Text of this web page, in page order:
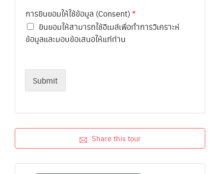
การยินยอมให้ใช้ข้อมูล (Consent) *
ยินยอมให้สามารถใช้อีเมล์เพื่อทำการวิเคราะห์
ข้อมูลและมอบข้อเสนอให้แก่ท่าน
Submit
Share this tour